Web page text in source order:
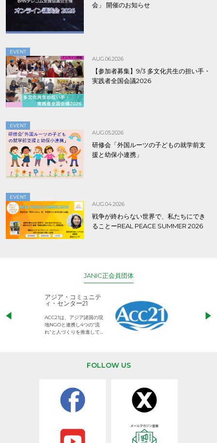
会」 開催のお知らせ
EVENT
AUG.06.2026
【参加者募集】9/3 多文化共生の担い手・
実践者全国会議2026
EVENT
AUG.05.2026
研修会「外国ルーツの子どもの就学前支
援と幼保小連携」
EVENT
AUG.04.2026
戦争が終わらない世界で、私たちにでき
ることーREAL PEACE SUMMER 2026
JANIC正会員団体
アジア・コミュニテ
ィ・センター21
ACC21は、アジア諸国の現
地NGOと連携し4つの“流
れ”と人づくりを推進してい
児童労働のない
権利が守られた
FOLLOW US